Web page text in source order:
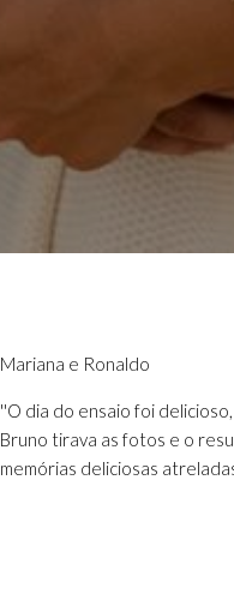
Mariana e Ronaldo
''O dia do ensaio foi
Bruno tirava as fotos e o
memórias deliciosas